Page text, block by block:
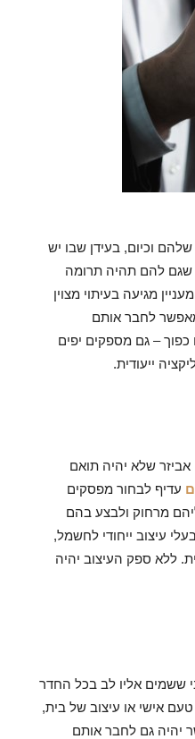
וכיום, בעידן שבו יש
שגם להם תהיה תרומה
מגיעה בעיתוי מצוין
לחבר אותם
– גם מספקים יפים
ייעודית.
שלא יהיה תואם
עדיף לבחור מפסקים
מרחוק ולבצע בהם
עיצוב ייחודי לחשמל,
ללא ספק העיצוב יהיה
ששמים אליו לב בכל החדר
אישי או עיצוב של בית,
יהיה גם לחבר אותם